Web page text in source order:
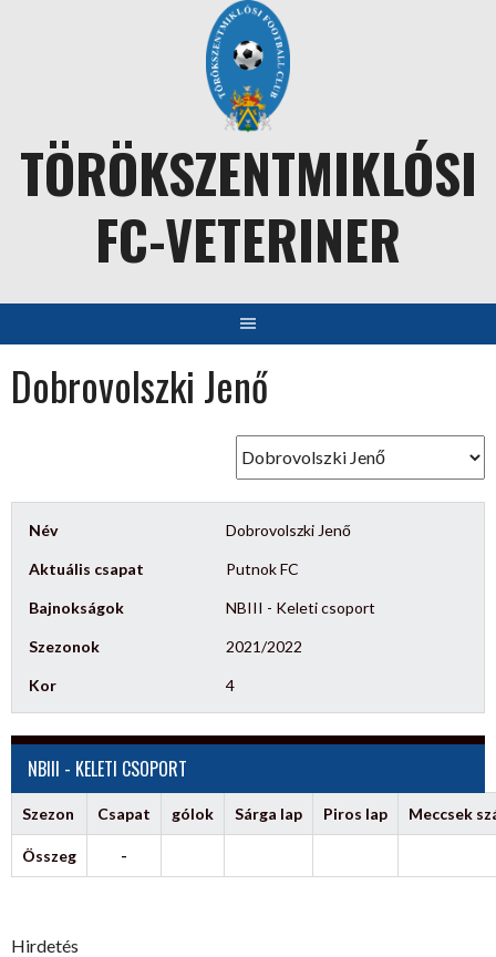
TÖRÖKSZENTMIKLÓSI
FC-VETERINER
Dobrovolszki Jenő
Név Dobrovolszki Jenő
Aktuális csapat Putnok FC
Bajnokságok NBIII - Keleti csoport
Szezonok 2021/2022
Kor 4
NBIII - KELETI CSOPORT
Szezon Csapat gólok Sárga lap Piros lap Meccsek
Összeg -
Hirdetés